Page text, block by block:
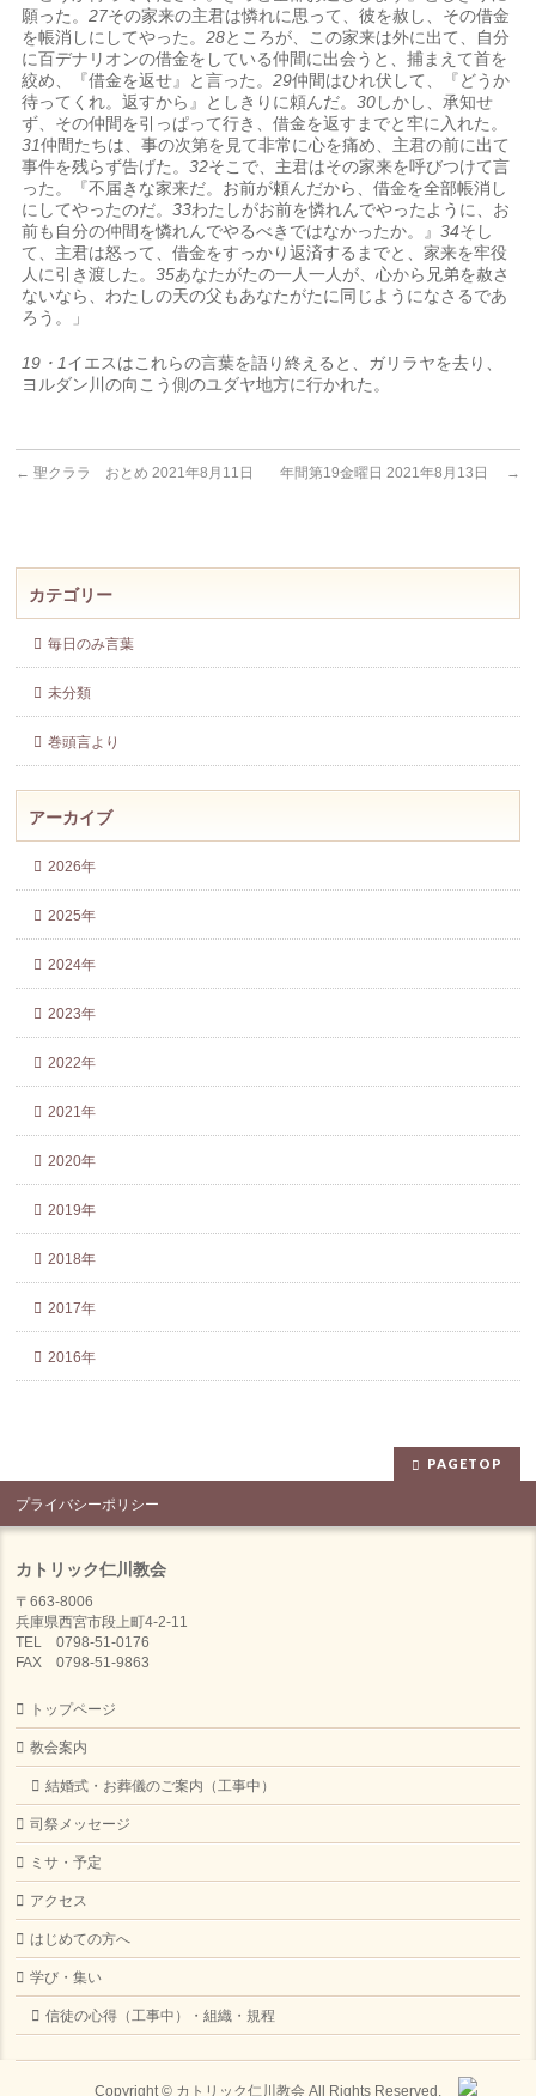
願った。27その家来の主君は憐れに思って、彼を赦し、その借金
を帳消しにしてやった。28ところが、この家来は外に出て、自分
に百デナリオンの借金をしている仲間に出会うと、捕まえて首を
絞め、『借金を返せ』と言った。29仲間はひれ伏して、『どうか
待ってくれ。返すから』としきりに頼んだ。30しかし、承知せ
ず、その仲間を引っぱって行き、借金を返すまでと牢に入れた。
31仲間たちは、事の次第を見て非常に心を痛め、主君の前に出て
事件を残らず告げた。32そこで、主君はその家来を呼びつけて言
った。『不届きな家来だ。お前が頼んだから、借金を全部帳消し
にしてやったのだ。33わたしがお前を憐れんでやったように、お
前も自分の仲間を憐れんでやるべきではなかったか。』34そし
て、主君は怒って、借金をすっかり返済するまでと、家来を牢役
人に引き渡した。35あなたがたの一人一人が、心から兄弟を赦さ
ないなら、わたしの天の父もあなたがたに同じようになさるであ
ろう。」
19・1イエスはこれらの言葉を語り終えると、ガリラヤを去り、
ヨルダン川の向こう側のユダヤ地方に行かれた。
← 聖クララ おとめ 2021年8月11日 年間第19金曜日 2021年8月13日 →
カテゴリー
毎日のみ言葉
未分類
巻頭言より
アーカイブ
2026年
2025年
2024年
2023年
2022年
2021年
2020年
2019年
2018年
2017年
2016年
PAGETOP
プライバシーポリシー
カトリック仁川教会
〒663-8006
兵庫県西宮市段上町4-2-11
TEL 0798-51-0176
FAX 0798-51-9863
トップページ
教会案内
結婚式・お葬儀のご案内（工事中）
司祭メッセージ
ミサ・予定
アクセス
はじめての方へ
学び・集い
信徒の心得（工事中）・組織・規程
Copyright © カトリック仁川教会All Rights Reserved.